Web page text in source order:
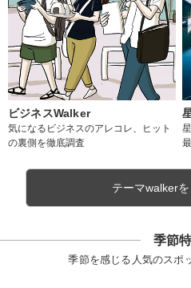
ビジネスWalker
気になるビジネスのアレコレ、ヒット
の裏側を徹底調査
テーマwalker
季節
季節を感じる人気のスポ